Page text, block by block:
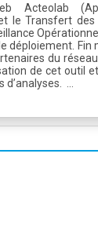
Acteolab
le Transfert des
déploiement. Fin
du
de cet outil
...